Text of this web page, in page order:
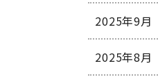
2025年9月
2025年8月